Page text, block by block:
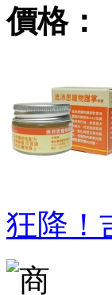
價格：
狂降！